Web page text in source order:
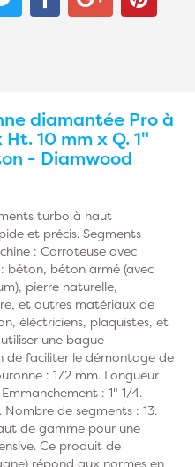
diamantée Pro à
10 mm x Q. 1"
- Diamwood
turbo à haut
et précis. Segments
: Carroteuse avec
béton, béton armé (avec
pierre naturelle,
et autres matériaux de
éléctriciens, plaquistes, et
une bague
de faciliter le démontage de
: 172 mm. Longueur
: 1" 1/4.
de segments : 13.
de gamme pour une
Ce produit de
répond aux normes en